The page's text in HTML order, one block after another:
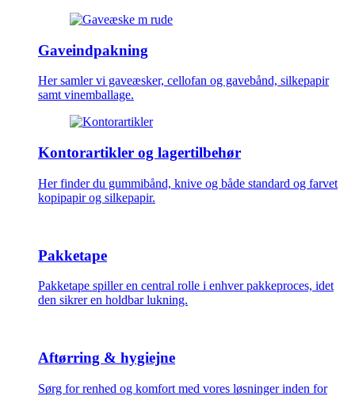
Gaveindpakning
Her samler vi gaveæsker, cellofan og gavebånd, silkepapir
samt vinemballage.
Kontorartikler og lagertilbehør
Her finder du gummibånd, knive og både standard og farvet
kopipapir og silkepapir.
Pakketape
Pakketape spiller en central rolle i enhver pakkeproces, idet
den sikrer en holdbar lukning.
Aftørring & hygiejne
Sørg for renhed og komfort med vores løsninger inden for